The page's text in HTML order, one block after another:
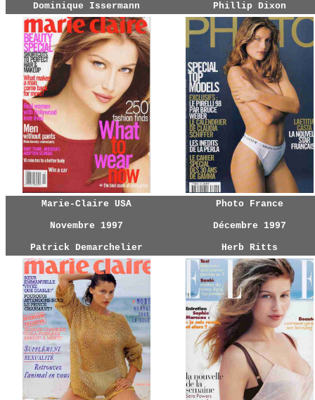
Dominique Issermann Phillip Dixon
Marie-Claire USA
Novembre 1997
Patrick Demarchelier
Photo France
Décembre 1997
Herb Ritts